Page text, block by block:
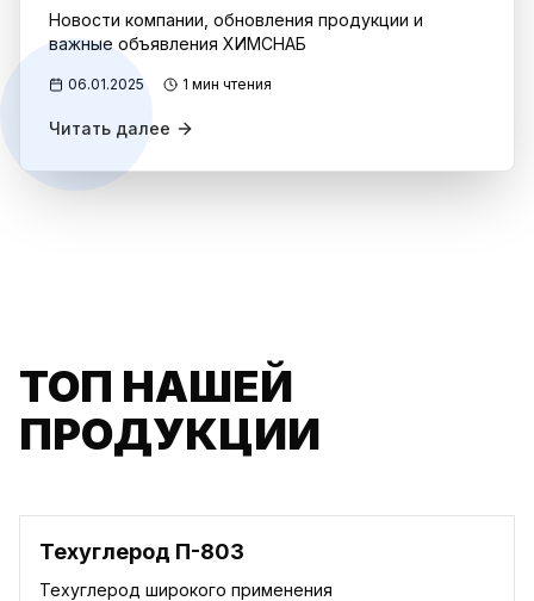
Новости компании, обновления продукции и
важные объявления ХИМСНАБ
06.01.2025 1 мин чтения
Читать далее
ТОП НАШЕЙ
ПРОДУКЦИИ
Техуглерод П-803
Техуглерод широкого применения